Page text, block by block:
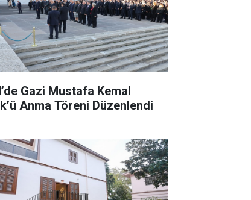
Gazi Mustafa Kemal
Anma Töreni Düzenlendi